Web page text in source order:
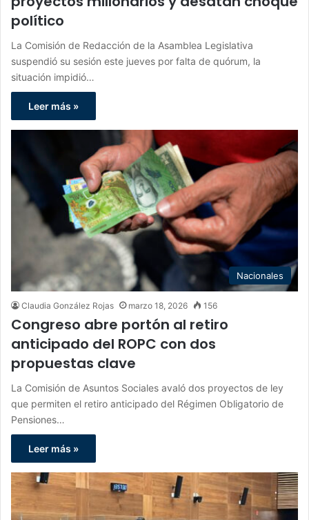
político
La Comisión de Redacción de la Asamblea Legislativa
suspendió su sesión este jueves por falta de quórum, la
situación impidió…
Leer más »
Nacionales
Claudia González Rojas marzo 18, 2026 156
Congreso abre portón al retiro
anticipado del ROPC con dos
propuestas clave
La Comisión de Asuntos Sociales avaló dos proyectos de ley
que permiten el retiro anticipado del Régimen Obligatorio de
Pensiones…
Leer más »